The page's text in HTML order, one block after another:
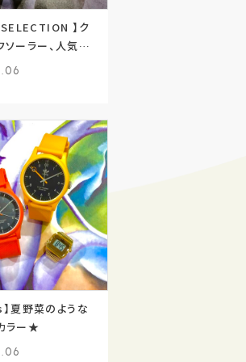
】ク
ソーラー、人気で
夏野菜のような
ラー★